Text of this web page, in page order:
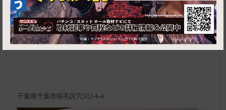
千葉県千葉市稲毛区穴川2-4-4